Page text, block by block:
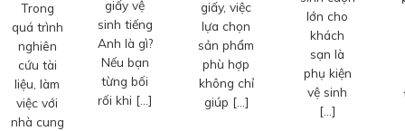
Trong
quá trình
nghiên
cứu tài
liệu, làm
việc với
nhà cung
giấy vệ
sinh tiếng
Anh là gì?
Nếu bạn
từng bối
rối khi […]
giấy, việc
lựa chọn
sản phẩm
phù hợp
không chỉ
giúp […]
lớn cho
khách
sạn là
phụ kiện
vệ sinh
[…]